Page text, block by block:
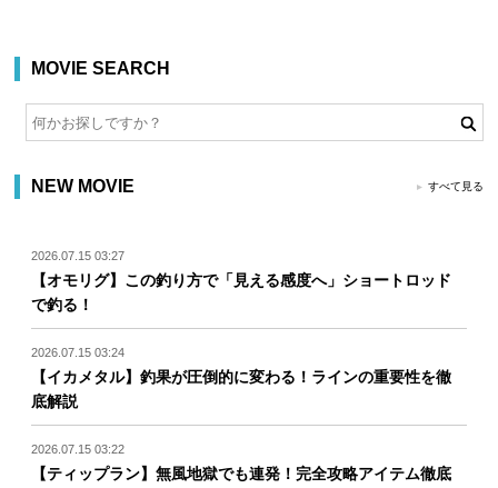
MOVIE SEARCH
NEW MOVIE すべて見る
2026.07.15 03:27
【オモリグ】この釣り方で「見える感度へ」ショートロッド
で釣る！
2026.07.15 03:24
【イカメタル】釣果が圧倒的に変わる！ラインの重要性を徹
底解説
2026.07.15 03:22
【ティップラン】無風地獄でも連発！完全攻略アイテム徹底